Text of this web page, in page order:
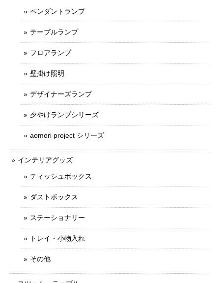
ペンダントランプ
テーブルランプ
フロアランプ
壁掛け照明
デザイナーズランプ
夕やけランプシリーズ
aomori project シリーズ
インテリアグッズ
ティッシュボックス
ダストボックス
ステーショナリー
トレイ・小物入れ
その他